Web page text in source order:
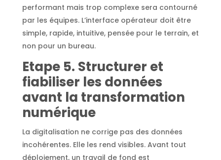
performant mais trop complexe sera contourné
par les équipes. L’interface opérateur doit être
simple, rapide, intuitive, pensée pour le terrain, et
non pour un bureau.
Etape 5. Structurer et
fiabiliser les données
avant la transformation
numérique
La digitalisation ne corrige pas des données
incohérentes. Elle les rend visibles. Avant tout
déploiement, un travail de fond est